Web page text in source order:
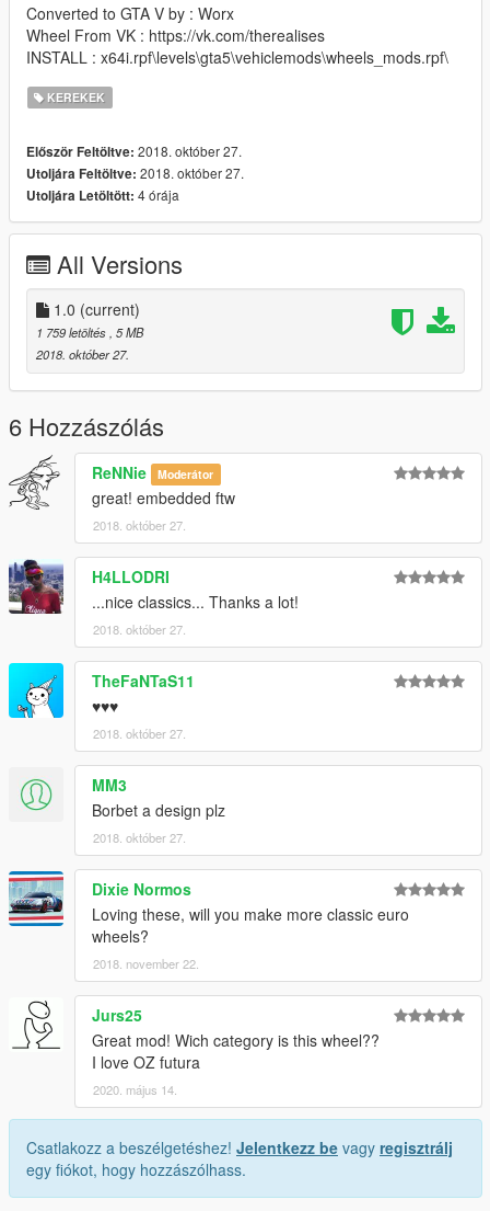
Converted to GTA V by : Worx
Wheel From VK : https://vk.com/therealises
INSTALL : x64i.rpf\levels\gta5\vehiclemods\wheels_mods.rpf\
KEREKEK
Először Feltöltve: 2018. október 27.
Utoljára Feltöltve: 2018. október 27.
Utoljára Letöltött: 4 órája
All Versions
1.0 (current)
1 759 letöltés , 5 MB
2018. október 27.
6 Hozzászólás
ReNNie Moderátor
great! embedded ftw
2018. október 27.
H4LLODRI
...nice classics... Thanks a lot!
2018. október 27.
TheFaNTaS11
♥♥♥
2018. október 27.
MM3
Borbet a design plz
2018. október 27.
Dixie Normos
Loving these, will you make more classic euro
wheels?
2018. november 22.
Jurs25
Great mod! Wich category is this wheel??
I love OZ futura
2020. május 14.
Csatlakozz a beszélgetéshez! Jelentkezz be vagy regisztrálj
egy fiókot, hogy hozzászólhass.